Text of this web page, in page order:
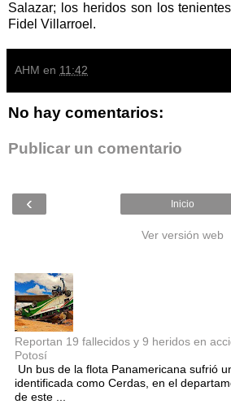
Salazar; los heridos son los
Fidel Villarroel.
AHM en 11:42
No hay comentarios:
Publicar un comentario
‹ Inicio
Ver versión web
Reportan 19 fallecidos y 9 heridos en
Potosí
Un bus de la flota Panamericana sufrió
identificada como Cerdas, en el
de este ...